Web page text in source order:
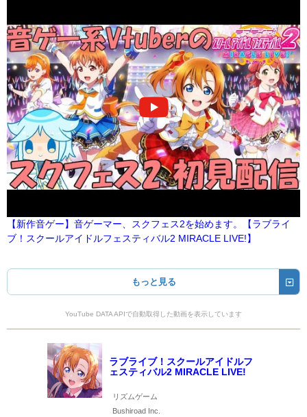
【新作音ゲー】音ゲーマー、スクフェス2を始めます。【ラブライ
ブ！スクールアイドルフェスティバル2 MIRACLE LIVE!】
もっと見る
YouTube DATA APIで自動取得した動画を表示しています
ラブライブ！スクールアイドルフ
ェスティバル2 MIRACLE LIVE!
リズムゲーム
Bushiroad Inc.